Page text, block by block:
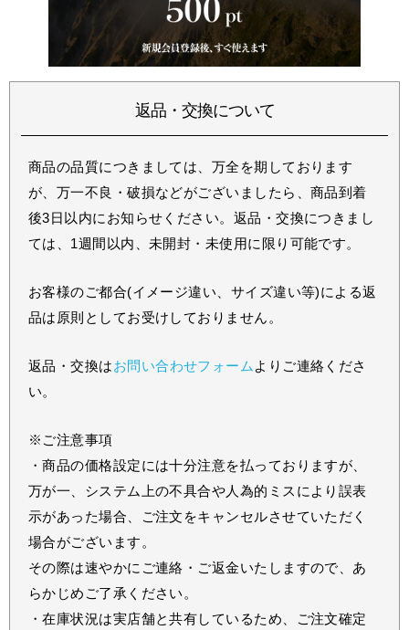
返品・交換について
商品の品質につきましては、万全を期しております
が、万一不良・破損などがございましたら、商品到着
後3日以内にお知らせください。返品・交換につきまし
ては、1週間以内、未開封・未使用に限り可能です。
お客様のご都合(イメージ違い、サイズ違い等)による返
品は原則としてお受けしておりません。
返品・交換はお問い合わせフォーム よりご連絡くださ
い。
※ご注意事項
・商品の価格設定には十分注意を払っておりますが、
万が一、システム上の不具合や人為的ミスにより誤表
示があった場合、ご注文をキャンセルさせていただく
場合がございます。
その際は速やかにご連絡・ご返金いたしますので、あ
らかじめご了承ください。
・在庫状況は実店舗と共有しているため、ご注文確定